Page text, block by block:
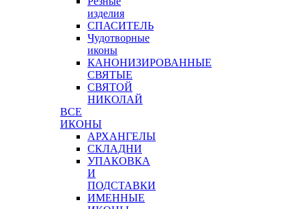
изделия
СПАСИТЕЛЬ
Чудотворные
иконы
КАНОНИЗИРОВАННЫЕ
СВЯТЫЕ
СВЯТОЙ
НИКОЛАЙ
ВСЕ
ИКОНЫ
АРХАНГЕЛЫ
СКЛАДНИ
УПАКОВКА
И
ПОДСТАВКИ
ИМЕННЫЕ